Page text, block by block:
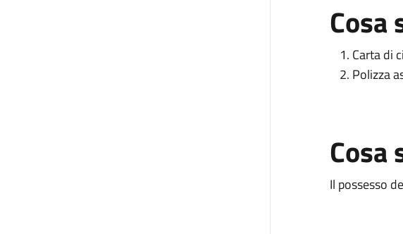
Cosa
Carta di
Polizza
Cosa
Il possesso